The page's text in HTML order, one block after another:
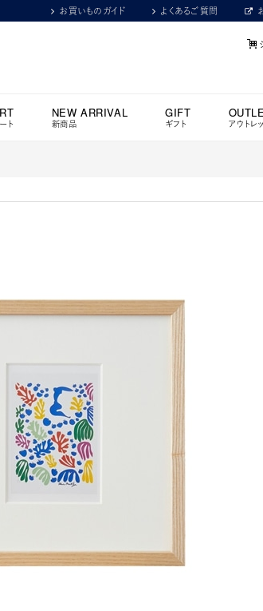
お買いものガイド よくあるご質問
ト
NEW ARRIVAL
新商品
GIFT
ギフト アウトレ